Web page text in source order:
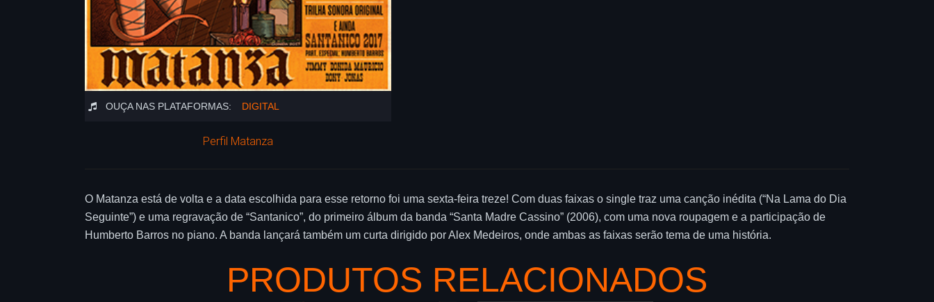
OUÇA NAS PLATAFORMAS: DIGITAL
Perfil Matanza
O Matanza está de volta e a data escolhida para esse retorno foi uma sexta-feira treze! Com duas faixas o single traz uma canção inédita (“Na Lama do Dia
Seguinte”) e uma regravação de “Santanico”, do primeiro álbum da banda “Santa Madre Cassino” (2006), com uma nova roupagem e a participação de
Humberto Barros no piano. A banda lançará também um curta dirigido por Alex Medeiros, onde ambas as faixas serão tema de uma história.
PRODUTOS RELACIONADOS